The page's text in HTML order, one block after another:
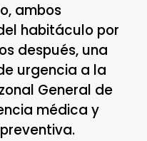
ambos
habitáculo por
después, una
urgencia a la
General de
médica y